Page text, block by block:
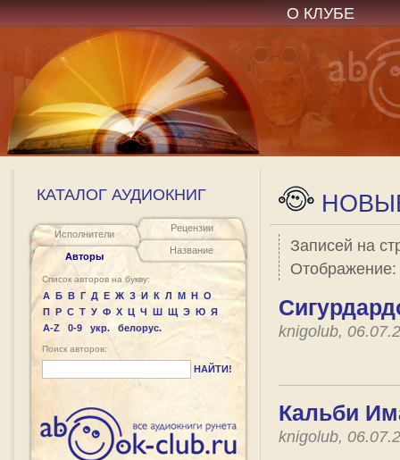
О КЛУБЕ
КАТАЛОГ АУДИОКНИГ
Исполнители
Авторы
Рецензии
Название
Список авторов на букву:
А Б В Г Д Е Ж З И К Л М Н О
П Р С Т У Ф Х Ц Ч Ш Щ Э Ю Я
A-Z
0-9 укр. белорус.
Поиск авторов:
НАЙТИ!
Записей на
Отображение:
knigolub,
Кальби
knigolub,